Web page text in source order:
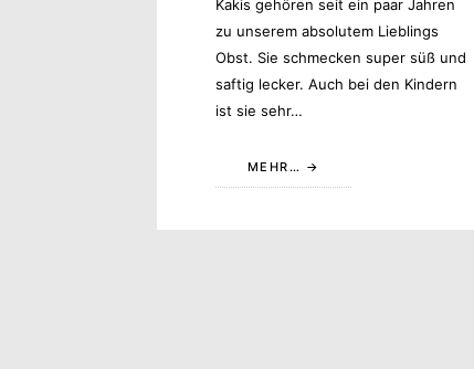
Kakis gehören seit ein paar Jahren
zu unserem absolutem Lieblings
Obst. Sie schmecken super süß und
saftig lecker. Auch bei den Kindern
ist sie sehr…
MEHR…